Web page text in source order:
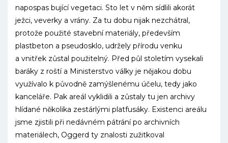
napospas bující vegetaci. Sto let v něm sídlili akorát
ježci, veverky a vrány. Za tu dobu nijak nezchátral,
protože použité stavební materiály, především
plastbeton a pseudosklo, udržely přírodu venku
a vnitřek zůstal použitelný. Před půl stoletím vysekali
baráky z roští a Ministerstvo války je nějakou dobu
využívalo k původně zamýšlenému účelu, tedy jako
kanceláře. Pak areál vyklidili a zůstaly tu jen archivy
hlídané několika zestárlými platfusáky. Existenci areálu
jsme zjistili při nedávném pátrání po archivních
materiálech, Oggerd ty znalosti zužitkoval